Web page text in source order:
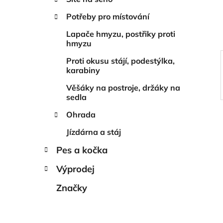
Potřeby pro místování
Lapače hmyzu, postřiky proti
hmyzu
Proti okusu stájí, podestýlka,
karabiny
Věšáky na postroje, držáky na
sedla
Ohrada
Jízdárna a stáj
Pes a kočka
Výprodej
Značky